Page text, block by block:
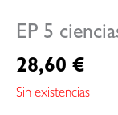
EP 5
28,60 €
Sin existencias